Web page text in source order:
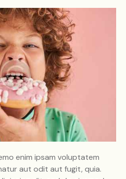
enim ipsam voluptatem
aut odit aut fugit, quia.